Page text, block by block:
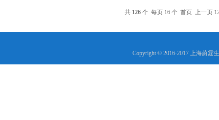
共 126 个 每页 16 个 首页 上一页 1
Copyright © 2016-2017 上海蔚霆